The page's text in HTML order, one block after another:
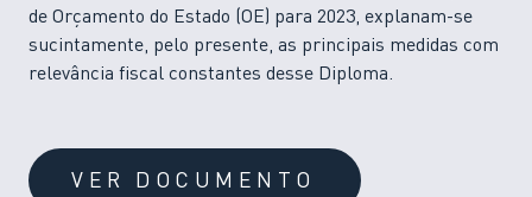
de Orçamento do Estado (OE) para 2023, explanam-se
sucintamente, pelo presente, as principais medidas com
relevância fiscal constantes desse Diploma.
VER DOCUMENTO